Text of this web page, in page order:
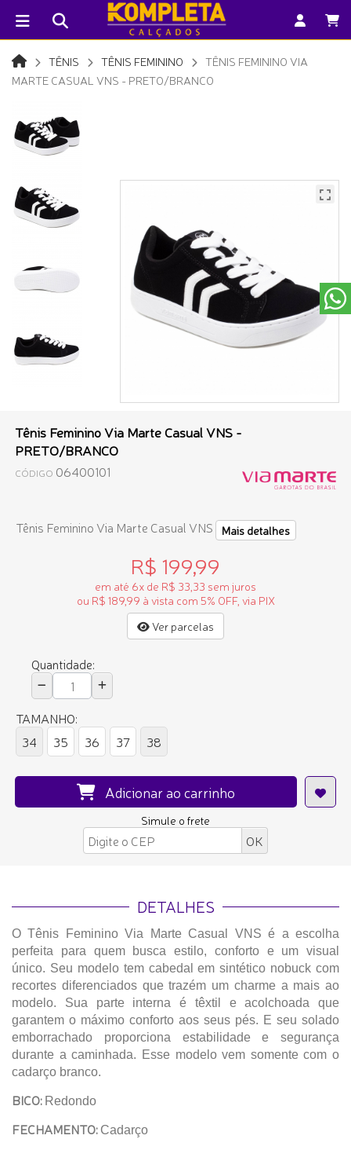
TÊNIS TÊNIS FEMININO
TÊNIS FEMININO VIA
MARTE CASUAL VNS - PRETO/BRANCO
Tênis Feminino Via Marte Casual VNS -
PRETO/BRANCO
CÓDIGO 06400101
Tênis Feminino Via Marte Casual VNS Mais detalhes
R$ 199,99
em até 6x de R$ 33,33 sem juros
ou R$ 189,99 à vista com 5% OFF, via PIX
Ver parcelas
Quantidade:
TAMANHO:
34
35 36 37 38
Adicionar ao carrinho
Simule o frete
DETALHES
O Tênis Feminino Via Marte Casual VNS é a escolha
perfeita para quem busca estilo, conforto e um visual
único. Seu modelo tem cabedal em sintético nobuck com
recortes diferenciados que trazém um charme a mais ao
modelo. Sua parte interna é têxtil e acolchoada que
garantem o máximo conforto aos seus pés. E seu solado
emborrachado proporciona estabilidade e segurança
durante a caminhada. Esse modelo vem somente com o
cadarço branco.
BICO: Redondo
FECHAMENTO: Cadarço